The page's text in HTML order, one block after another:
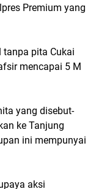
Premium yang
pita Cukai
mencapai 5 M
yang disebut-
ke Tanjung
ini mempunyai
aksi